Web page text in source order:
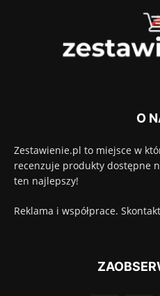
O
Zestawienie.pl to miejsce w
recenzuje produkty dostępne
ten najlepszy!
Reklama i współprace.